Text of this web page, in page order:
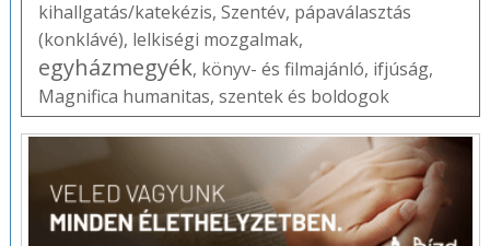
kihallgatás/katekézis, Szentév, pápaválasztás
(konklávé), lelkiségi mozgalmak,
egyházmegyék, könyv- és filmajánló, ifjúság,
Magnifica humanitas, szentek és boldogok